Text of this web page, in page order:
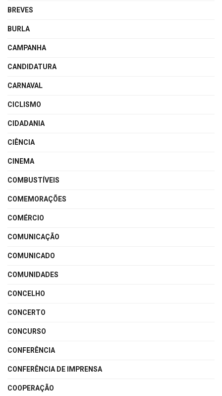
BREVES
BURLA
CAMPANHA
CANDIDATURA
CARNAVAL
CICLISMO
CIDADANIA
CIÊNCIA
CINEMA
COMBUSTÍVEIS
COMEMORAÇÕES
COMÉRCIO
COMUNICAÇÃO
COMUNICADO
COMUNIDADES
CONCELHO
CONCERTO
CONCURSO
CONFERÊNCIA
CONFERÊNCIA DE IMPRENSA
COOPERAÇÃO